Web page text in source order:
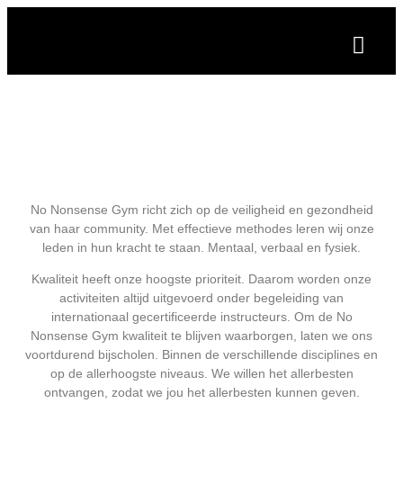
No Nonsense Gym richt zich op de veiligheid en gezondheid
van haar community. Met effectieve methodes leren wij onze
leden in hun kracht te staan. Mentaal, verbaal en fysiek.
Kwaliteit heeft onze hoogste prioriteit. Daarom worden onze
activiteiten altijd uitgevoerd onder begeleiding van
internationaal gecertificeerde instructeurs. Om de No
Nonsense Gym kwaliteit te blijven waarborgen, laten we ons
voortdurend bijscholen. Binnen de verschillende disciplines en
op de allerhoogste niveaus. We willen het allerbesten
ontvangen, zodat we jou het allerbesten kunnen geven.